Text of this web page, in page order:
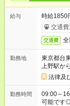
給与
時給1850
交通費
交通費
勤務地
東京都台
上野駅か
法律及
勤務時間
09:00～
可能です